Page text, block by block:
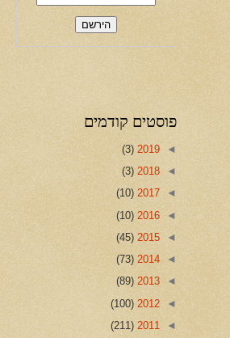
פוסטים קודמים
◄
2019
(3)
◄
2018
(3)
◄
2017
(10)
◄
2016
(10)
◄
2015
(45)
◄
2014
(73)
◄
2013
(89)
◄
2012
(100)
◄
2011
(211)